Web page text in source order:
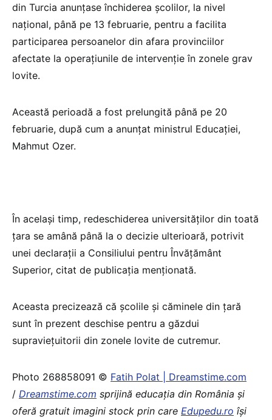
din Turcia anunțase închiderea școlilor, la nivel
național, până pe 13 februarie, pentru a facilita
participarea persoanelor din afara provinciilor
afectate la operațiunile de intervenție în zonele grav
lovite.
Această perioadă a fost prelungită până pe 20
februarie, după cum a anunțat ministrul Educației,
Mahmut Ozer.
În același timp, redeschiderea universităților din toată
țara se amână până la o decizie ulterioară, potrivit
unei declarații a Consiliului pentru Învățământ
Superior, citat de publicația menționată.
Aceasta precizează că școlile și căminele din țară
sunt în prezent deschise pentru a găzdui
supraviețuitorii din zonele lovite de cutremur.
Photo 268858091 © Fatih Polat | Dreamstime.com
/ Dreamstime.com sprijină educaţia din România şi
oferă gratuit imagini stock prin care Edupedu.ro îşi